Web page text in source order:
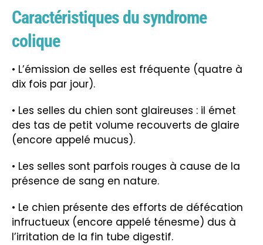
Caractéristiques du syndrome
colique
• L’émission de selles est fréquente (quatre à
dix fois par jour).
• Les selles du chien sont glaireuses : il émet
des tas de petit volume recouverts de glaire
(encore appelé mucus).
• Les selles sont parfois rouges à cause de la
présence de sang en nature.
• Le chien présente des efforts de défécation
infructueux (encore appelé ténesme) dus à
l’irritation de la fin tube digestif.